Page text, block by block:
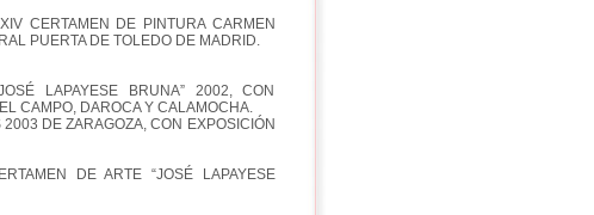
CERTAMEN DE PINTURA CARMEN
PUERTA DE TOLEDO DE MADRID.
LAPAYESE BRUNA” 2002, CON
CAMPO, DAROCA Y CALAMOCHA.
DE ZARAGOZA, CON EXPOSICIÓN
DE ARTE “JOSÉ LAPAYESE